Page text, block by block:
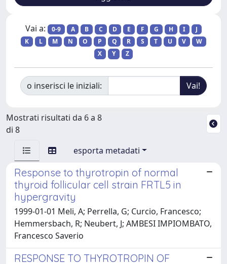
Vai a: 0-9 A B C D E F G H I
J
K
L M N O P Q R S T U V
W
X
Y Z
o inserisci le iniziali:
Mostrati risultati da 6 a 8
di 8
esporta metadati
Response to thyrotropin of normal
thyroid follicular cell strain FRTL5 in
hypergravity
1999-01-01 Meli, A; Perrella, G; Curcio, Francesco;
Hemmersbach, R; Neubert, J; AMBESI IMPIOMBATO,
Francesco Saverio
RESPONSE TO THYROTROPIN OF